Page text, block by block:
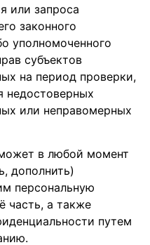
или запроса
законного
уполномоченного
субъектов
на период проверки,
недостоверных
или неправомерных
в любой момент
дополнить)
персональную
часть, а также
путем